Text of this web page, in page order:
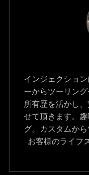
インジェクショ
ーからツーリン
所有歴を活かし
せて頂きます。
グ。カスタムか
お客様のライフ